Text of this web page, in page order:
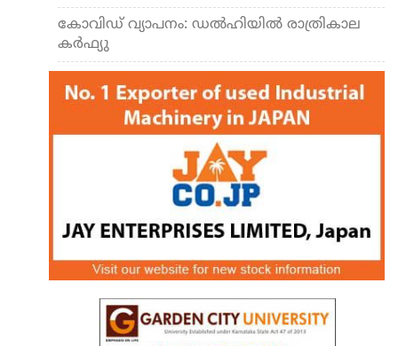
കോവിഡ് വ്യാപനം: ഡല്‍ഹിയില്‍ രാത്രികാല
കര്‍ഫ്യു